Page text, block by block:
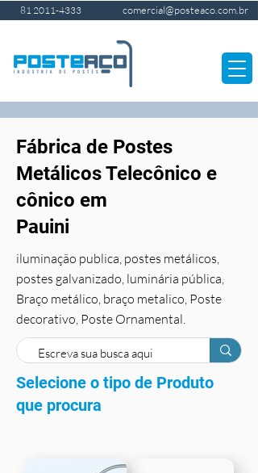
81 2011-4333 comercial@posteaco.com.br
Fábrica de Postes
Metálicos Telecônico e
cônico em
Pauini
iluminação publica, postes metálicos,
postes galvanizado, luminária pública,
Braço metálico, braço metalico, Poste
decorativo, Poste Ornamental.
Selecione o tipo de Produto
que procura